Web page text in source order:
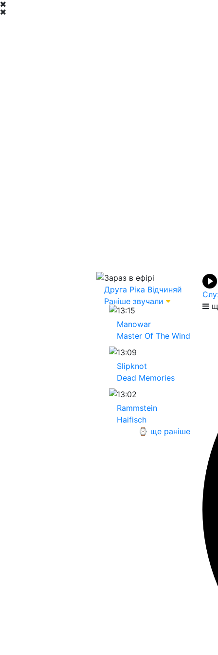
Зараз в ефірі
Друга Ріка Відчиняй
Раніше звучали
13:15
Manowar
Master Of The Wind
13:09
Slipknot
Dead Memories
13:02
Rammstein
Haifisch
⌚ ще раніше